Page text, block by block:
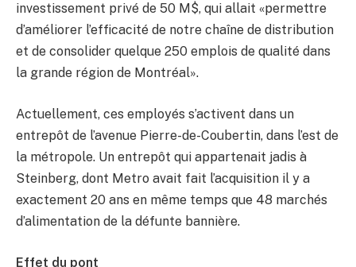
investissement privé de 50 M$, qui allait «permettre
d’améliorer l’efficacité de notre chaîne de distribution
et de consolider quelque 250 emplois de qualité dans
la grande région de Montréal».
Actuellement, ces employés s’activent dans un
entrepôt de l’avenue Pierre-de-Coubertin, dans l’est de
la métropole. Un entrepôt qui appartenait jadis à
Steinberg, dont Metro avait fait l’acquisition il y a
exactement 20 ans en même temps que 48 marchés
d’alimentation de la défunte bannière.
Effet du pont